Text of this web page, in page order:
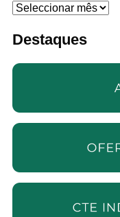
Arquivo
Destaques